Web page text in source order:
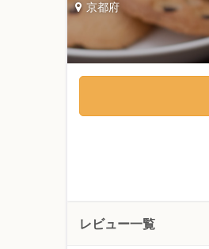
京都府
レビュー一覧